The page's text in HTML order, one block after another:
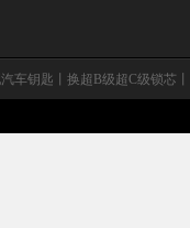
汽车钥匙丨换超B级超C级锁